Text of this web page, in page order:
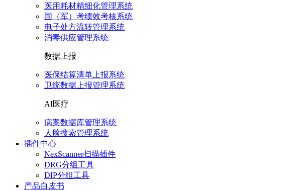
医用耗材精细化管理系统
国（军）考绩效考核系统
电子处方流转管理系统
消毒供应管理系统
数据上报
医保结算清单上报系统
卫统数据上报管理系统
AI医疗
病案数据库管理系统
人脸搜索管理系统
插件中心
NexScanner扫描插件
DRG分组工具
DIP分组工具
产品白皮书